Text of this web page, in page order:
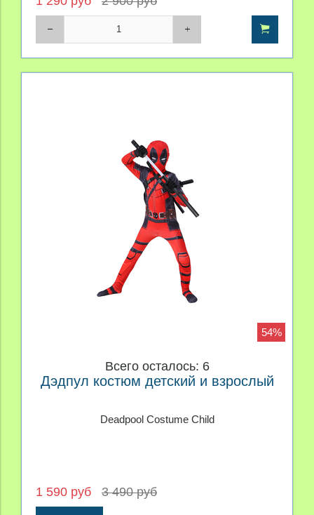
54%
Всего осталось: 6
Дэдпул костюм детский и взрослый
Deadpool Costume Child
1 590 руб 3 490 руб